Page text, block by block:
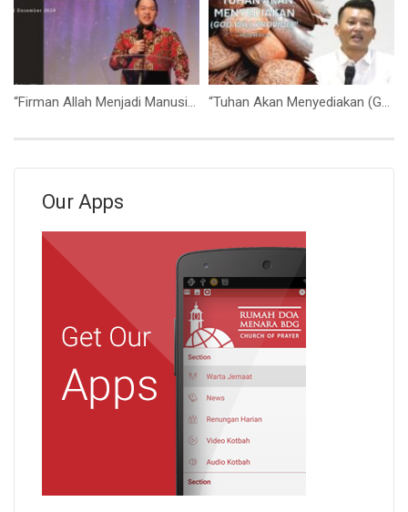
“Firman Allah Menjadi Manusia” (Pdt. Wigan Sugandi) “Tuhan Akan Menyediakan (God Will Provide)” Bpk. Yohanes Marbun
Our Apps